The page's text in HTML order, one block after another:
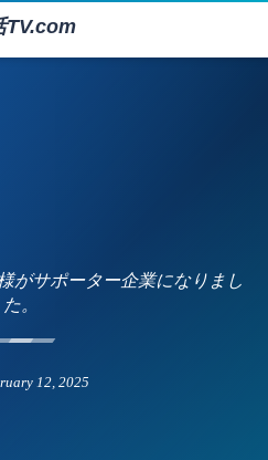
TV.com
がサポーター企業になりまし
た。
12, 2025